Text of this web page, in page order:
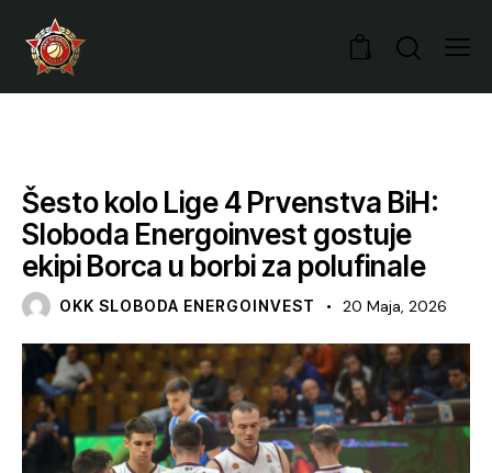
0
Šesto kolo Lige 4 Prvenstva BiH:
Sloboda Energoinvest gostuje
ekipi Borca u borbi za polufinale
OKK SLOBODA ENERGOINVEST 20 Maja, 2026